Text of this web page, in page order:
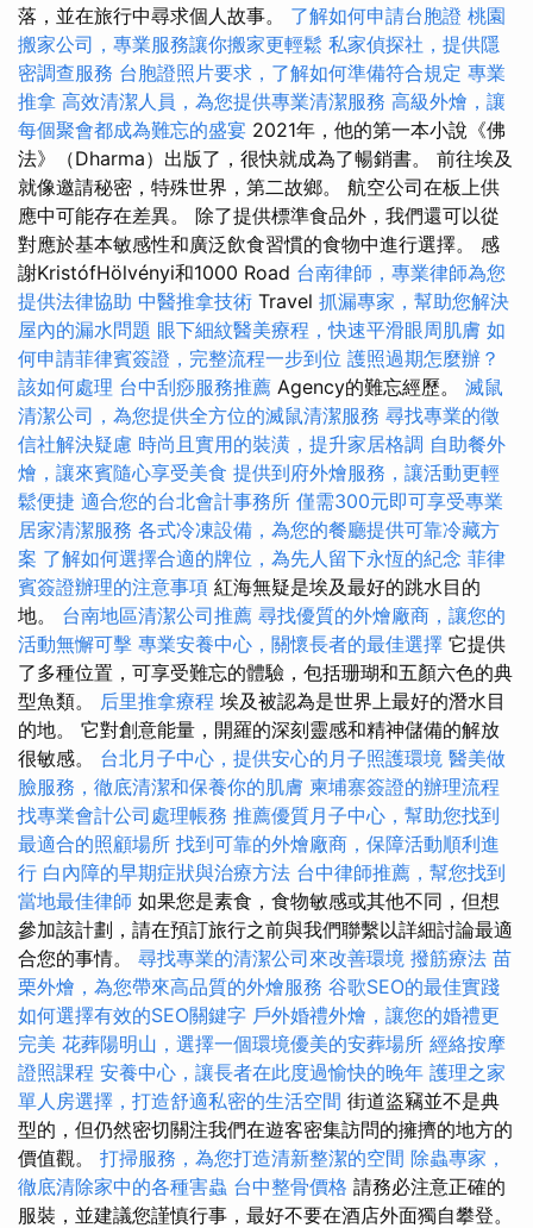
落，並在旅行中尋求個人故事。 了解如何申請台胞證 桃園
搬家公司，專業服務讓你搬家更輕鬆 私家偵探社，提供隱
密調查服務 台胞證照片要求，了解如何準備符合規定 專業
推拿 高效清潔人員，為您提供專業清潔服務 高級外燴，讓
每個聚會都成為難忘的盛宴 2021年，他的第一本小說《佛
法》（Dharma）出版了，很快就成為了暢銷書。 前往埃及
就像邀請秘密，特殊世界，第二故鄉。 航空公司在板上供
應中可能存在差異。 除了提供標準食品外，我們還可以從
對應於基本敏感性和廣泛飲食習慣的食物中進行選擇。 感
謝KristófHölvényi和1000 Road 台南律師，專業律師為您
提供法律協助 中醫推拿技術 Travel 抓漏專家，幫助您解決
屋內的漏水問題 眼下細紋醫美療程，快速平滑眼周肌膚 如
何申請菲律賓簽證，完整流程一步到位 護照過期怎麼辦？
該如何處理 台中刮痧服務推薦 Agency的難忘經歷。 滅鼠
清潔公司，為您提供全方位的滅鼠清潔服務 尋找專業的徵
信社解決疑慮 時尚且實用的裝潢，提升家居格調 自助餐外
燴，讓來賓隨心享受美食 提供到府外燴服務，讓活動更輕
鬆便捷 適合您的台北會計事務所 僅需300元即可享受專業
居家清潔服務 各式冷凍設備，為您的餐廳提供可靠冷藏方
案 了解如何選擇合適的牌位，為先人留下永恆的紀念 菲律
賓簽證辦理的注意事項 紅海無疑是埃及最好的跳水目的
地。 台南地區清潔公司推薦 尋找優質的外燴廠商，讓您的
活動無懈可擊 專業安養中心，關懷長者的最佳選擇 它提供
了多種位置，可享受難忘的體驗，包括珊瑚和五顏六色的典
型魚類。 后里推拿療程 埃及被認為是世界上最好的潛水目
的地。 它對創意能量，開羅的深刻靈感和精神儲備的解放
很敏感。 台北月子中心，提供安心的月子照護環境 醫美做
臉服務，徹底清潔和保養你的肌膚 柬埔寨簽證的辦理流程
找專業會計公司處理帳務 推薦優質月子中心，幫助您找到
最適合的照顧場所 找到可靠的外燴廠商，保障活動順利進
行 白內障的早期症狀與治療方法 台中律師推薦，幫您找到
當地最佳律師 如果您是素食，食物敏感或其他不同，但想
參加該計劃，請在預訂旅行之前與我們聯繫以詳細討論最適
合您的事情。 尋找專業的清潔公司來改善環境 撥筋療法 苗
栗外燴，為您帶來高品質的外燴服務 谷歌SEO的最佳實踐
如何選擇有效的SEO關鍵字 戶外婚禮外燴，讓您的婚禮更
完美 花葬陽明山，選擇一個環境優美的安葬場所 經絡按摩
證照課程 安養中心，讓長者在此度過愉快的晚年 護理之家
單人房選擇，打造舒適私密的生活空間 街道盜竊並不是典
型的，但仍然密切關注我們在遊客密集訪問的擁擠的地方的
價值觀。 打掃服務，為您打造清新整潔的空間 除蟲專家，
徹底清除家中的各種害蟲 台中整骨價格 請務必注意正確的
服裝，並建議您謹慎行事，最好不要在酒店外面獨自攀登。